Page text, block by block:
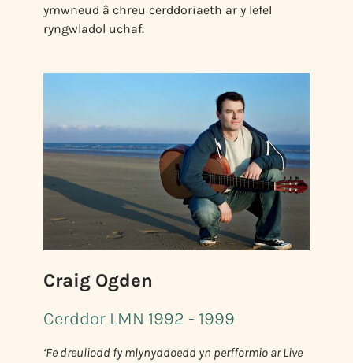
ymwneud â chreu cerddoriaeth ar y lefel
ryngwladol uchaf.
Craig Ogden
Cerddor LMN 1992 - 1999
‘Fe dreuliodd fy mlynyddoedd yn perfformio ar Live